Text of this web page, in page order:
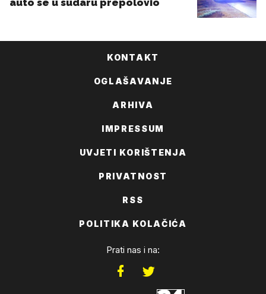
KONTAKT
OGLAŠAVANJE
ARHIVA
IMPRESSUM
UVJETI KORIŠTENJA
PRIVATNOST
RSS
POLITIKA KOLAČIĆA
Prati nas i na: